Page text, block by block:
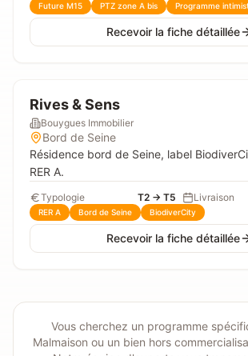
Future M15 PTZ zone A bis Programme
Recevoir la fiche détaillée
Rives & Sens
Bouygues Immobilier
Bord de Seine
Résidence bord de Seine, label
RER A.
Typologie T2 → T5 Livraison
RER A Bord de Seine BiodiverCity
Recevoir la fiche détaillée
Vous cherchez un programme
Malmaison ou un bien hors